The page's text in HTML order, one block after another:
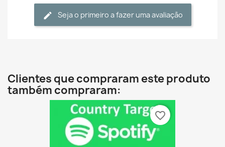
Seja o primeiro a fazer uma avaliação
Clientes que compraram este produto
também compraram:
favorite_border